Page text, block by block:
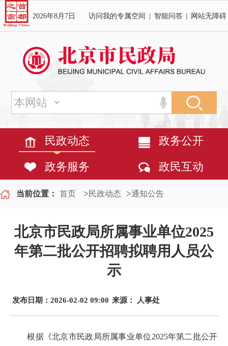
2026年8月7日 访问我的专属空间 智能问答 网站无障碍
民政动态 政务公开
政务服务 政民互动
当前位置： 首页 >民政动态 >通知公告
北京市民政局所属事业单位2025
年第二批公开招聘拟聘用人员公
示
发布日期：2026-02-02 09:00 来源： 人事处
根据《北京市民政局所属事业单位2025年第二批公开